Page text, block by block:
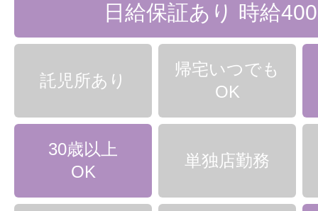
日給保証あり 時給
託児所あり
帰宅いつでも
OK
30歳以上
OK
単独店勤務